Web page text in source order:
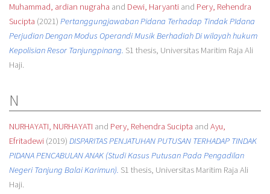
Muhammad, ardian nugraha and Dewi, Haryantiand Pery, Rehendra
Sucipta (2021) Pertanggungjawaban Pidana Terhadap Tindak PIdana
Perjudian Dengan Modus Operandi Musik Berhadiah Di wilayah hukum
Kepolisian Resor Tanjungpinang. S1 thesis, Universitas Maritim Raja Ali
Haji.
N
NURHAYATI, NURHAYATI and Pery, Rehendra Sucipta and Ayu,
Efritadewi(2019) DISPARITAS PENJATUHAN PUTUSAN TERHADAP TINDAK
PIDANA PENCABULAN ANAK (Studi Kasus Putusan Pada Pengadilan
Negeri Tanjung Balai Karimun). S1 thesis, Universitas Maritim Raja Ali
Haji.